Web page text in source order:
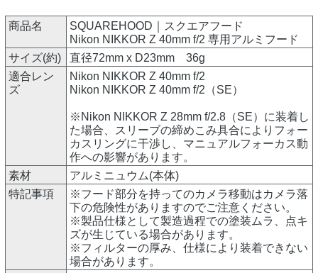
商品名
SQUAREHOOD｜スクエアフード
Nikon NIKKOR Z 40mm f/2 専用アルミフード
サイズ(約)
直径72mm x D23mm 36g
適合レン
ズ
Nikon NIKKOR Z 40mm f/2
Nikon NIKKOR Z 40mm f/2（SE）
※Nikon NIKKOR Z 28mm f/2.8（SE）に装着し
た場合、スリーブの締めこみ具合によりフォー
カスリングに干渉し、マニュアルフォーカス動
作への影響があります。
素材
アルミニュウム(本体)
特記事項
※フード部分を持ってのカメラ移動はカメラ落
下の危険性がありますのでご注意ください。
※製品仕様として製造過程での塗装ムラ、点キ
ズが生じている場合があります。
※フィルターの厚み、仕様により装着できない
場合があります。